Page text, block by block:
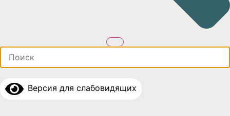
Версия для слабовидящих